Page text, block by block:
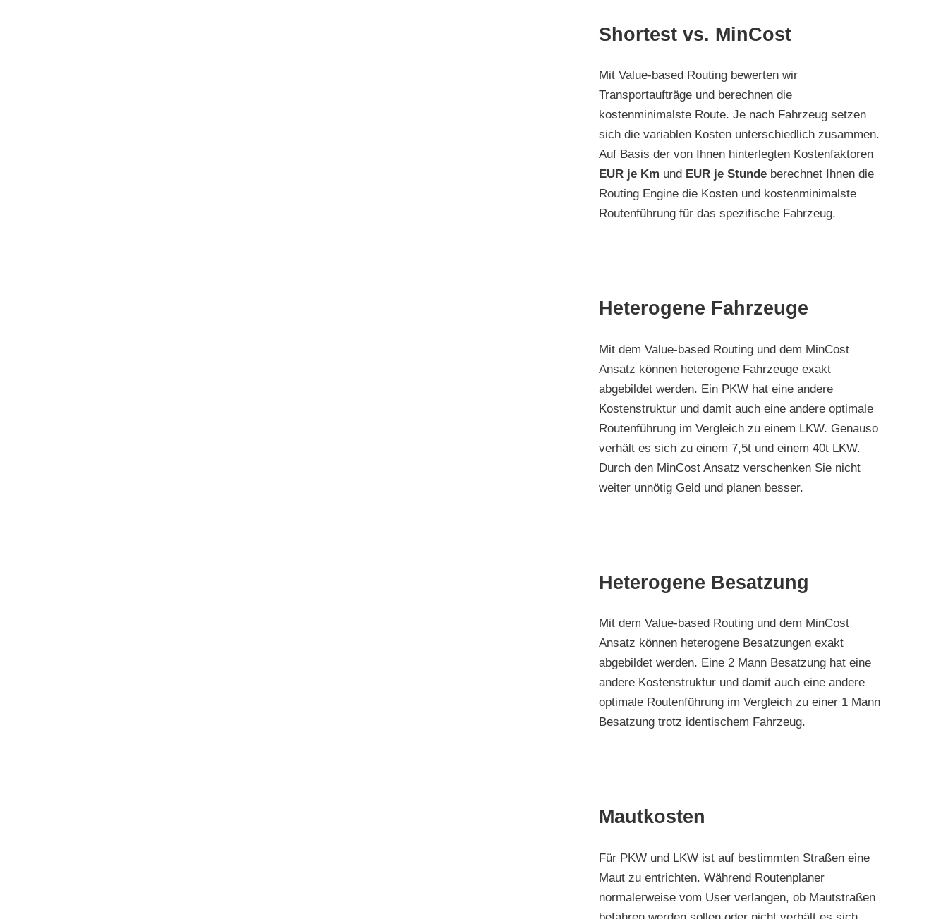
Shortest vs. MinCost
Mit Value-based Routing bewerten wir
Transportaufträge und berechnen die
kostenminimalste Route. Je nach Fahrzeug setzen
sich die variablen Kosten unterschiedlich zusammen.
Auf Basis der von Ihnen hinterlegten Kostenfaktoren
EUR je Km und EUR je Stundeberechnet Ihnen die
Routing Engine die Kosten und kostenminimalste
Routenführung für das spezifische Fahrzeug.
Heterogene Fahrzeuge
Mit dem Value-based Routing und dem MinCost
Ansatz können heterogene Fahrzeuge exakt
abgebildet werden. Ein PKW hat eine andere
Kostenstruktur und damit auch eine andere optimale
Routenführung im Vergleich zu einem LKW. Genauso
verhält es sich zu einem 7,5t und einem 40t LKW.
Durch den MinCost Ansatz verschenken Sie nicht
weiter unnötig Geld und planen besser.
Heterogene Besatzung
Mit dem Value-based Routing und dem MinCost
Ansatz können heterogene Besatzungen exakt
abgebildet werden. Eine 2 Mann Besatzung hat eine
andere Kostenstruktur und damit auch eine andere
optimale Routenführung im Vergleich zu einer 1 Mann
Besatzung trotz identischem Fahrzeug.
Mautkosten
Für PKW und LKW ist auf bestimmten Straßen eine
Maut zu entrichten. Während Routenplaner
normalerweise vom User verlangen, ob Mautstraßen